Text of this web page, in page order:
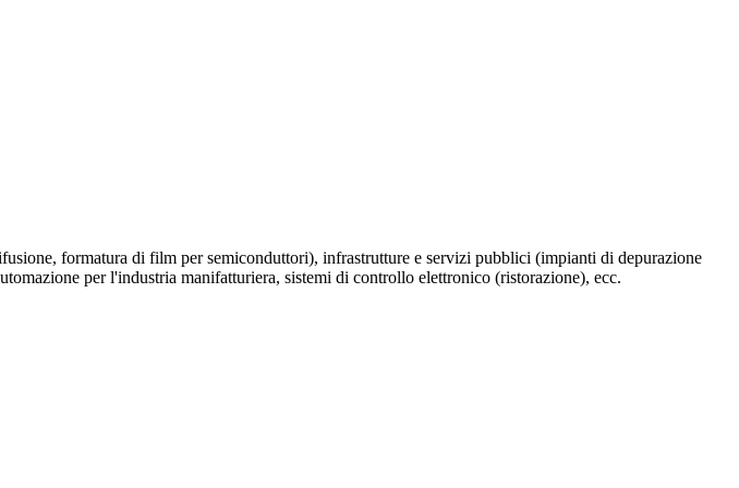
formatura di film per semiconduttori), infrastrutture e servizi pubblici (impianti di depurazione
per l'industria manifatturiera, sistemi di controllo elettronico (ristorazione), ecc.